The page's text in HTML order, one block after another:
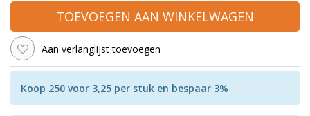
TOEVOEGEN AAN WINKELWAGEN
Aan verlanglijst toevoegen
Koop 250 voor 3,25 per stuk en bespaar 3%